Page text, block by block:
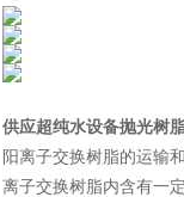
供应超纯水设备抛光树
阳离子交换树脂的运输
离子交换树脂内含有一